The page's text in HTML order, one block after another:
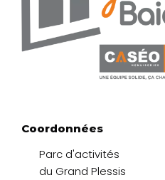
Coordonnées
Parc d'activités
du Grand Plessis